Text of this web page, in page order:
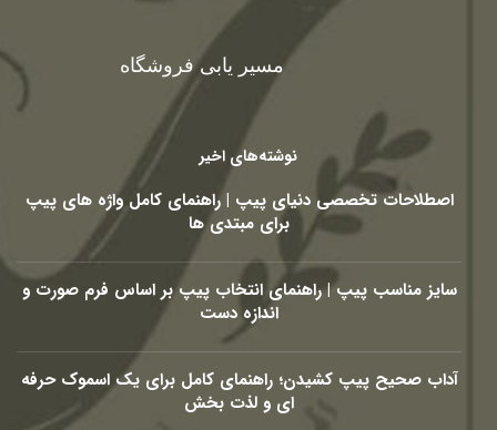
مسیر یابی فروشگاه
نوشته‌های اخیر
اصطلاحات تخصصی دنیای پیپ | راهنمای کامل واژه های پیپ
برای مبتدی ها
سایز مناسب پیپ | راهنمای انتخاب پیپ بر اساس فرم صورت و
اندازه دست
آداب صحیح پیپ کشیدن؛ راهنمای کامل برای یک اسموک حرفه
ای و لذت بخش